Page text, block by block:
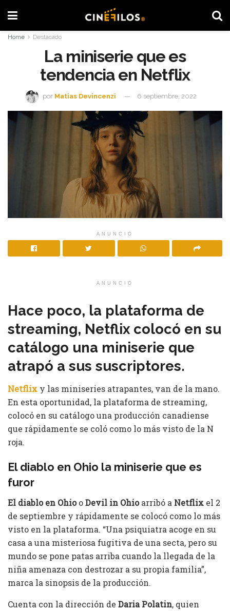
Home Destacado
La miniserie que es
tendencia en Netflix
por Matias Devincenzi 6 septiembre, 2022
ANUNCIO
ANUNCIO
Hace poco, la plataforma de
streaming, Netflix colocó en su
catálogo una miniserie que
atrapó a sus suscriptores.
Netflix y las miniseries atrapantes, van de la mano.
En esta oportunidad, la plataforma de streaming,
colocó en su catálogo una producción canadiense
que rápidamente se coló como lo más visto de la N
roja.
El diablo en Ohio la miniserie que es
furor
El diablo en OhiooDevil in Ohioarribó a Netflix el 2
de septiembre y rápidamente se colocó como lo más
visto en la plataforma. “Una psiquiatra acoge en su
casa a una misteriosa fugitiva de una secta, pero su
mundo se pone patas arriba cuando la llegada de la
niña amenaza con destrozar a su propia familia”,
marca la sinopsis de la producción.
Cuenta con la dirección de Daria Polatin, quien